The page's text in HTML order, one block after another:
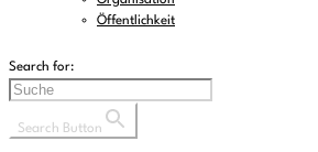
Öffentlichkeit
Search for:
Search Button